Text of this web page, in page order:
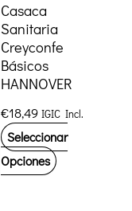
en
la
página
producto
Casaca
Sanitaria
Creyconfe
Básicos
HANNOVER
€18,49 IGIC Incl.
Seleccionar
Opciones Este